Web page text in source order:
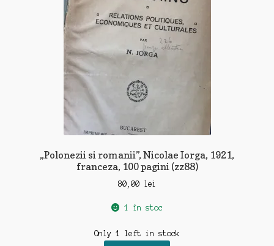
„Polonezii si romanii”, Nicolae Iorga, 1921,
franceza, 100 pagini (zz88)
80,00 lei
1 în stoc
Only 1 left in stock